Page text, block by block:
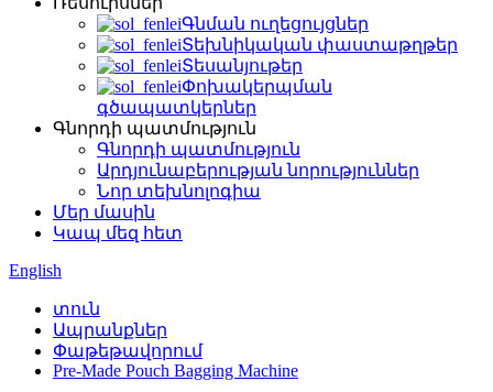
Գնման ուղեցույցներ
Տեխնիկական փաստաթղթեր
Տեսանյութեր
Փոխակերպման
գծապատկերներ
Գնորդի պատմություն
Գնորդի պատմություն
Արդյունաբերության նորություններ
Նոր տեխնոլոգիա
Մեր մասին
Կապ մեզ հետ
English
տուն
Ապրանքներ
Փաթեթավորում
Pre-Made Pouch Bagging Machine